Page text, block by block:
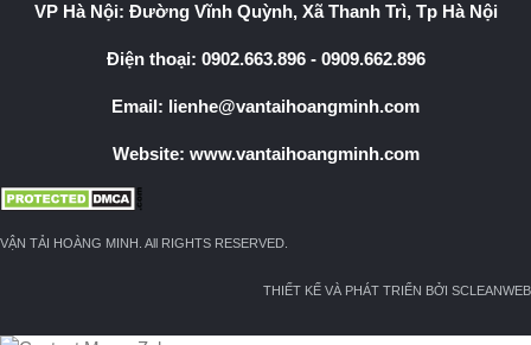
VP Hà Nội: Đường Vĩnh Quỳnh, Xã Thanh Trì, Tp Hà Nội
Điện thoại: 0902.663.896- 0909.662.896
Email: lienhe@vantaihoangminh.com
Website: www.vantaihoangminh.com
VẬN TẢI HOÀNG MINH. All RIGHTS RESERVED.
THIẾT KẾ VÀ PHÁT TRIỂN BỞI SCLEANWEB